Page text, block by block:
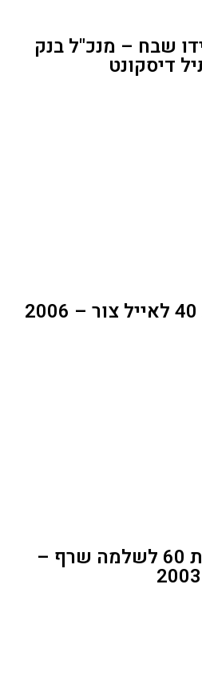
שבח – מנכ"ל בנק
דיסקונט
סרט ליום הולדת 60 לשלמה שרף –
2003